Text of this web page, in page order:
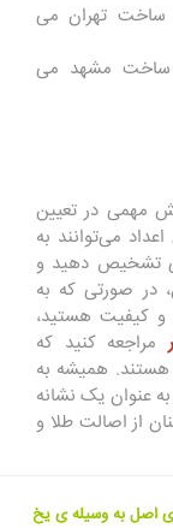
صورتی رنگ ساخت تهران می
سفید رنگ ساخت مشهد می
مهمی در تعیین
می‌توانند به
تشخیص دهید و
در صورتی که به
و کیفیت هستید،
مراجعه کنید که
هستند. همیشه به
عنوان یک نشانه
از اصالت طلا و
اصل به وسیله ی یخ